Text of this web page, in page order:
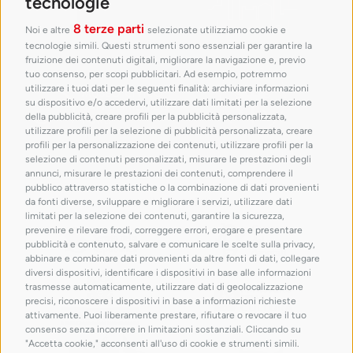
Noi e altre 8 terze parti selezionate utilizziamo cookie e
tecnologie simili. Questi strumenti sono essenziali per garantire la
fruizione dei contenuti digitali, migliorare la navigazione e, previo
tuo consenso, per scopi pubblicitari. Ad esempio, potremmo
utilizzare i tuoi dati per le seguenti finalità: archiviare informazioni
su dispositivo e/o accedervi, utilizzare dati limitati per la selezione
della pubblicità, creare profili per la pubblicità personalizzata,
utilizzare profili per la selezione di pubblicità personalizzata, creare
profili per la personalizzazione dei contenuti, utilizzare profili per la
selezione di contenuti personalizzati, misurare le prestazioni degli
annunci, misurare le prestazioni dei contenuti, comprendere il
pubblico attraverso statistiche o la combinazione di dati provenienti
da fonti diverse, sviluppare e migliorare i servizi, utilizzare dati
limitati per la selezione dei contenuti, garantire la sicurezza,
prevenire e rilevare frodi, correggere errori, erogare e presentare
pubblicità e contenuto, salvare e comunicare le scelte sulla privacy,
abbinare e combinare dati provenienti da altre fonti di dati, collegare
diversi dispositivi, identificare i dispositivi in base alle informazioni
trasmesse automaticamente, utilizzare dati di geolocalizzazione
precisi, riconoscere i dispositivi in base a informazioni richieste
attivamente. Puoi liberamente prestare, rifiutare o revocare il tuo
consenso senza incorrere in limitazioni sostanziali. Cliccando su
"Accetta cookie," acconsenti all'uso di cookie e strumenti simili.
con il patrocinio di